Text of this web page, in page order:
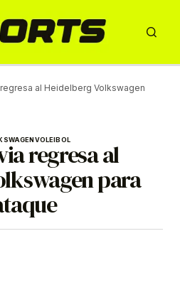
al Heidelberg Volkswagen
VOLEIBOL
regresa al
para